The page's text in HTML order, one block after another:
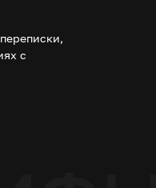
с